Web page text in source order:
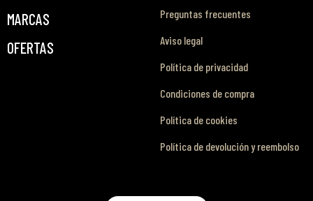
MARCAS
OFERTAS
Preguntas frecuentes
Aviso legal
Política de privacidad
Condiciones de compra
Política de cookies
Política de devolución y reembolso